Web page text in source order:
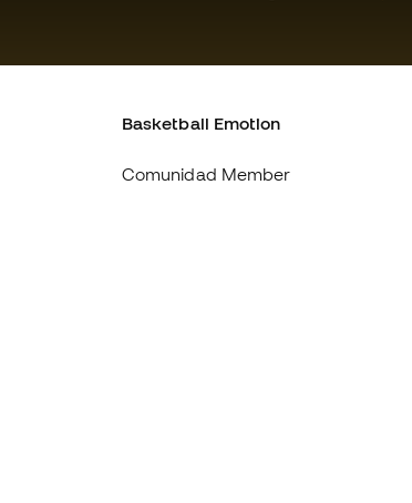
Basketball Emotion
Comunidad Member